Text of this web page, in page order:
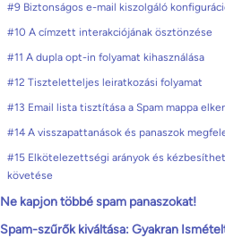
#9 Biztonságos e-mail kiszolgáló
#10 A címzett interakciójának ösztönzése
#11 A dupla opt-in folyamat kihasználása
#12 Tiszteletteljes leiratkozási folyamat
#13 Email lista tisztítása a Spam mappa
#14 A visszapattanások és panaszok
#15 Elkötelezettségi arányok és
követése
Ne kapjon többé spam panaszokat!
Spam-szűrők kiváltása: Gyakran